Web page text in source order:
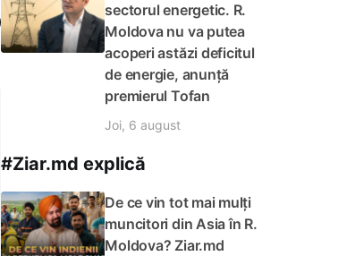
sectorul energetic. R.
Moldova nu va putea
acoperi astăzi deficitul
de energie, anunță
premierul Tofan
Joi, 6 august
#Ziar.md explică
De ce vin tot mai mulți
muncitori din Asia în R.
Moldova? Ziar.md